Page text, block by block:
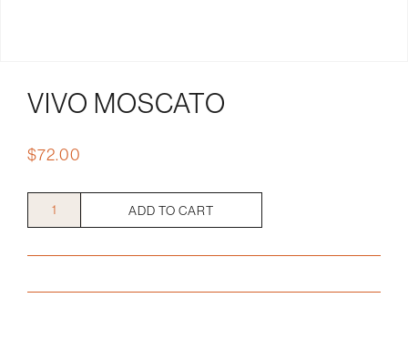
VIVO MOSCATO
$72.00
ADD TO CART